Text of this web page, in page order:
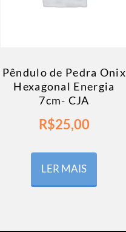
Pêndulo de Pedra Onix
Hexagonal Energia
7cm- CJA
R$25,00
LER MAIS